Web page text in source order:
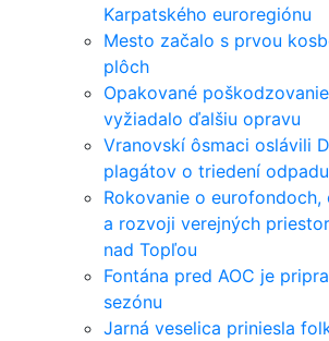
Karpatského euroregiónu
Mesto začalo s prvou
plôch
Opakované
vyžiadalo ďalšiu opravu
Vranovskí ôsmaci oslávili
plagátov o triedení odpadu
Rokovanie o eurofondoch,
a rozvoji verejných
nad Topľou
Fontána pred AOC je
sezónu
Jarná veselica priniesla